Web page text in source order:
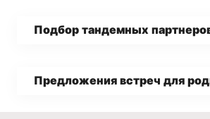
Под­бор тан­дем­ных
Пред­ло­же­ния встреч для